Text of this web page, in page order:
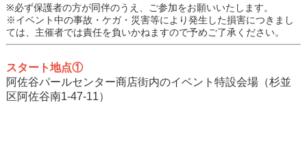
※必ず保護者の方が同伴のうえ、ご参加をお願いいたします。
※イベント中の事故・ケガ・災害等により発生した損害につきまし
ては、主催者では責任を負いかねますので予めご了承ください。
スタート地点①
阿佐谷パールセンター商店街内のイベント特設会場（杉並
区阿佐谷南1-47-11）